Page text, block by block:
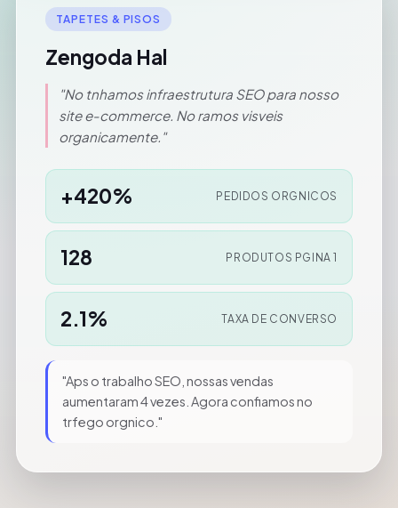
TAPETES & PISOS
Zengoda Hal
"No tnhamos infraestrutura SEO para nosso
site e-commerce. No ramos visveis
organicamente."
+420% PEDIDOS ORGNICOS
128 PRODUTOS PGINA 1
2.1% TAXA DE CONVERSO
"Aps o trabalho SEO, nossas vendas
aumentaram 4 vezes. Agora confiamos no
trfego orgnico."